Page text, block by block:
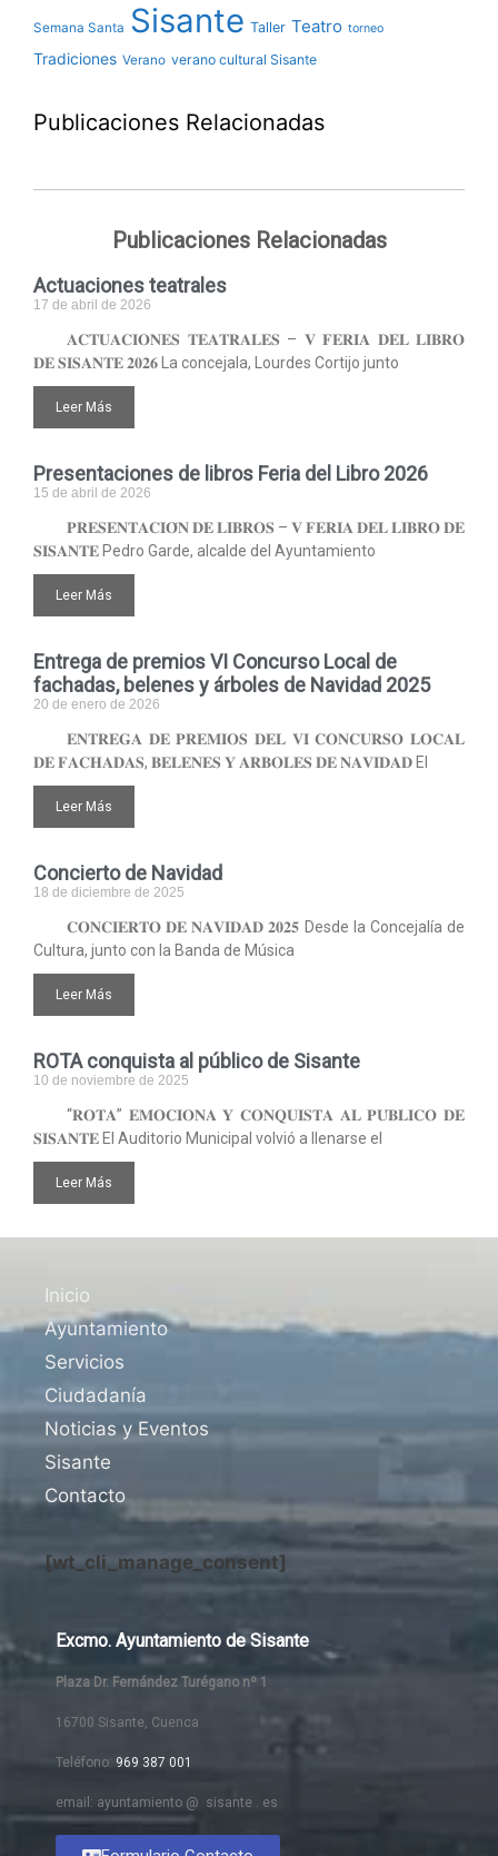
Semana Santa Sisante Taller Teatro torneo
Tradiciones Verano verano cultural Sisante
Publicaciones Relacionadas
Publicaciones Relacionadas
Actuaciones teatrales
17 de abril de 2026
𝐀𝐂𝐓𝐔𝐀𝐂𝐈𝐎𝐍𝐄𝐒 𝐓𝐄𝐀𝐓𝐑𝐀𝐋𝐄𝐒 – 𝐕 𝐅𝐄𝐑𝐈𝐀 𝐃𝐄𝐋 𝐋𝐈𝐁𝐑𝐎
𝐃𝐄 𝐒𝐈𝐒𝐀𝐍𝐓𝐄 𝟐𝟎𝟐𝟔 La concejala, Lourdes Cortijo junto
Leer Más
Presentaciones de libros Feria del Libro 2026
15 de abril de 2026
𝐏𝐑𝐄𝐒𝐄𝐍𝐓𝐀𝐂𝐈𝐎́𝐍 𝐃𝐄 𝐋𝐈𝐁𝐑𝐎𝐒 – 𝐕 𝐅𝐄𝐑𝐈𝐀 𝐃𝐄𝐋 𝐋𝐈𝐁𝐑𝐎 𝐃𝐄
𝐒𝐈𝐒𝐀𝐍𝐓𝐄 Pedro Garde, alcalde del Ayuntamiento
Leer Más
Entrega de premios VI Concurso Local de
fachadas, belenes y árboles de Navidad 2025
20 de enero de 2026
𝐄𝐍𝐓𝐑𝐄𝐆𝐀 𝐃𝐄 𝐏𝐑𝐄𝐌𝐈𝐎𝐒 𝐃𝐄𝐋 𝐕𝐈 𝐂𝐎𝐍𝐂𝐔𝐑𝐒𝐎 𝐋𝐎𝐂𝐀𝐋
𝐃𝐄 𝐅𝐀𝐂𝐇𝐀𝐃𝐀𝐒, 𝐁𝐄𝐋𝐄𝐍𝐄𝐒 𝐘 𝐀𝐑𝐁𝐎𝐋𝐄𝐒 𝐃𝐄 𝐍𝐀𝐕𝐈𝐃𝐀𝐃 El
Leer Más
Concierto de Navidad
18 de diciembre de 2025
𝐂𝐎𝐍𝐂𝐈𝐄𝐑𝐓𝐎 𝐃𝐄 𝐍𝐀𝐕𝐈𝐃𝐀𝐃 𝟐𝟎𝟐𝟓 Desde la Concejalía de
Cultura, junto con la Banda de Música
Leer Más
ROTA conquista al público de Sisante
10 de noviembre de 2025
“𝐑𝐎𝐓𝐀” 𝐄𝐌𝐎𝐂𝐈𝐎𝐍𝐀 𝐘 𝐂𝐎𝐍𝐐𝐔𝐈𝐒𝐓𝐀 𝐀𝐋 𝐏𝐔́𝐁𝐋𝐈𝐂𝐎 𝐃𝐄
𝐒𝐈𝐒𝐀𝐍𝐓𝐄 El Auditorio Municipal volvió a llenarse el
Leer Más
Inicio
Ayuntamiento
Servicios
Ciudadanía
Noticias y Eventos
Sisante
Contacto
[wt_cli_manage_consent]
Excmo. Ayuntamiento de Sisante
Plaza Dr. Fernández Turégano nº 1
16700 Sisante, Cuenca
Teléfono: 969 387 001
email: ayuntamiento @ sisante . es